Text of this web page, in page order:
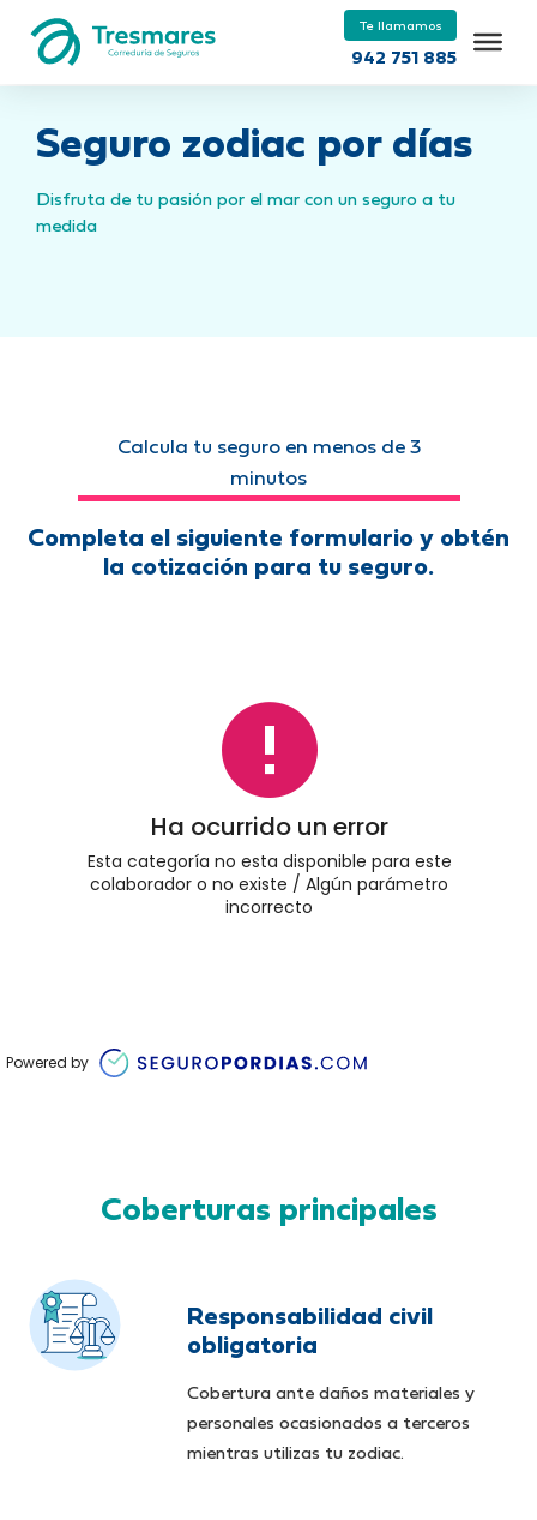
Te llamamos
942 751 885
Seguro zodiac por días
Disfruta de tu pasión por el mar con un seguro a tu
medida
Calcula tu seguro en menos de 3
minutos
Completa el siguiente formulario y obtén
la cotización para tu seguro.
Coberturas principales
Responsabilidad civil
obligatoria
Cobertura ante daños materiales y
personales ocasionados a terceros
mientras utilizas tu zodiac.